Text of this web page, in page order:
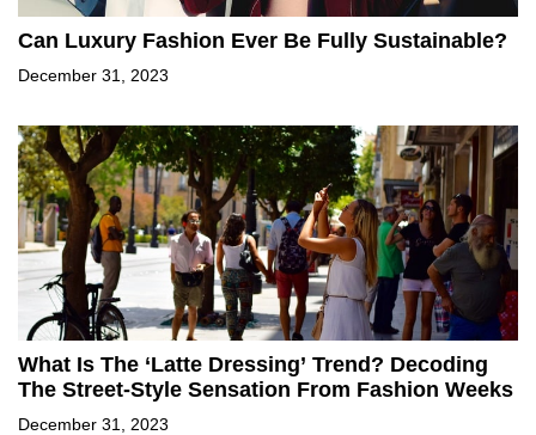
Can Luxury Fashion Ever Be Fully Sustainable?
December 31, 2023
What Is The ‘Latte Dressing’ Trend? Decoding
The Street-Style Sensation From Fashion Weeks
December 31, 2023